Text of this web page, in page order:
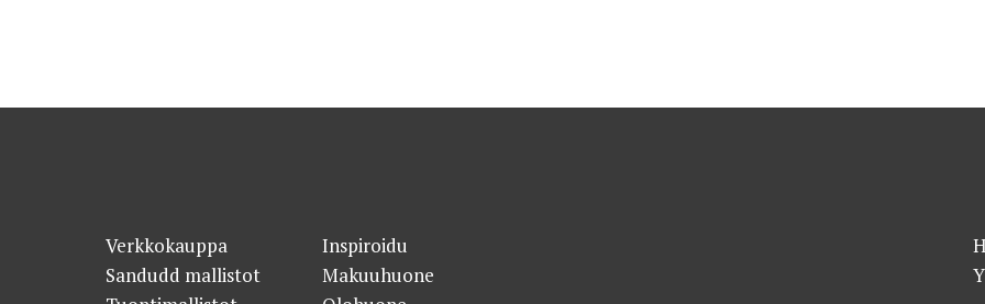
Verkkokauppa
Sandudd mallistot
Inspiroidu
Makuuhuone